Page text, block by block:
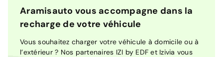
Aramisauto vous accompagne dans la
recharge de votre véhicule
Vous souhaitez charger votre véhicule à domicile ou à
l’extérieur ? Nos partenaires IZI by EDF et Izivia vous